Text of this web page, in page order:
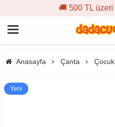
500 TL üzeri kargo bedava
Anasayfa Çanta Çocuk
Yeni